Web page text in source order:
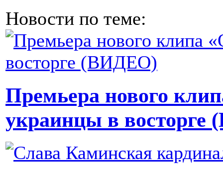
Новости по теме:
Премьера нового
украинцы в